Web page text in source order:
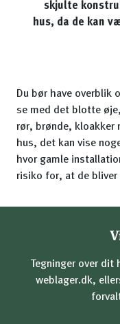
skjulte
hus, da de kan
Du bør have overblik
se med det blotte
rør, brønde, kloakker
hus, det kan vise
hvor gamle
risiko for, at de
Tegninger over
weblager.dk,